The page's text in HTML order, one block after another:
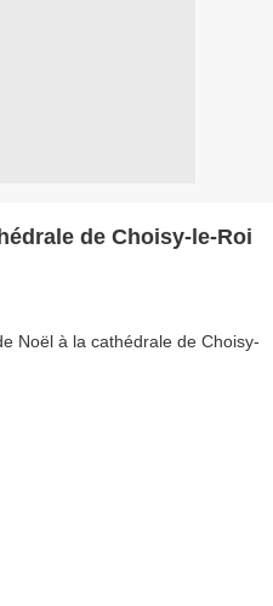
de Choisy-le-Roi